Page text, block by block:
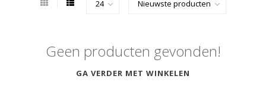
Geen producten gevonden!
GA VERDER MET WINKELEN